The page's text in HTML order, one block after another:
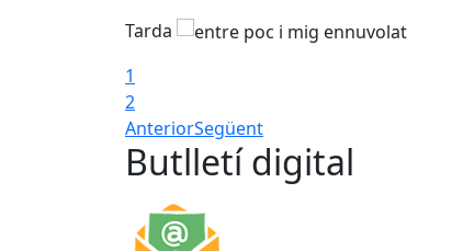
Tarda
1
2
AnteriorSegüent
Butlletí digital